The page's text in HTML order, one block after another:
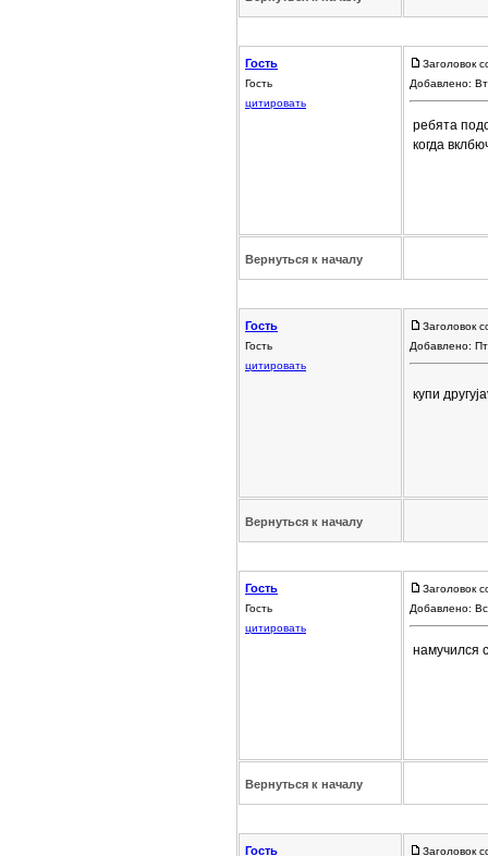
Гость
Гость
цитировать
Заголовок
Добавлено:
ребята
когда
Вернуться к началу
Гость
Гость
цитировать
Заголовок
Добавлено:
купи
Вернуться к началу
Гость
Гость
цитировать
Заголовок
Добавлено:
намучился
Вернуться к началу
Гость Заголовок